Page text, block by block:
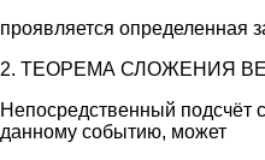
проявляется определенная
2. ТЕОРЕМА СЛОЖЕНИЯ
Непосредственный подсчёт
данному событию, может